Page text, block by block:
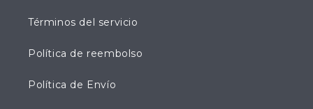
Términos del servicio
Política de reembolso
Política de Envío